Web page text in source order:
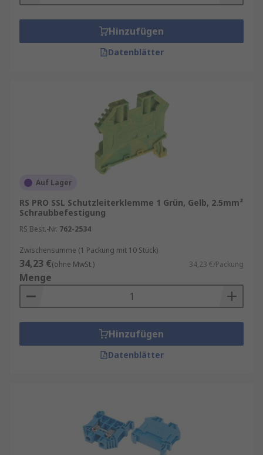
Hinzufügen
Datenblätter
Auf Lager
RS PRO SSL Schutzleiterklemme 1 Grün, Gelb, 2.5mm²
Schraubbefestigung
RS Best.-Nr. 762-2534
Zwischensumme (1 Packung mit 10 Stück)
34,23 €(ohne MwSt.) 34,23 €/Packung
Menge
Hinzufügen
Datenblätter